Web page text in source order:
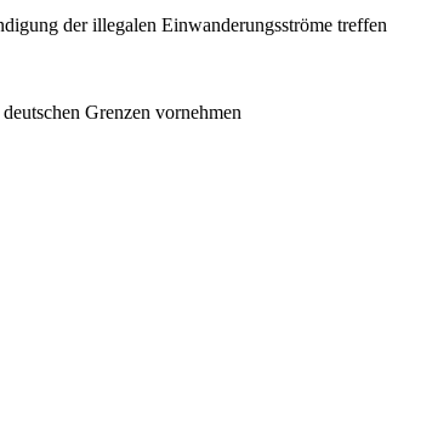
der illegalen Einwanderungsströme treffen
Grenzen vornehmen